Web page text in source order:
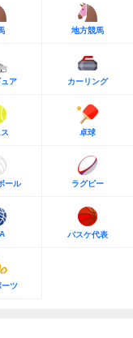
地方競馬
ア カーリング
卓球
ール ラグビー
バスケ代表
ーツ